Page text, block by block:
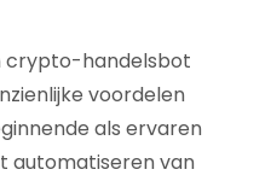
crypto-handelsbot
voordelen
als ervaren
automatiseren van